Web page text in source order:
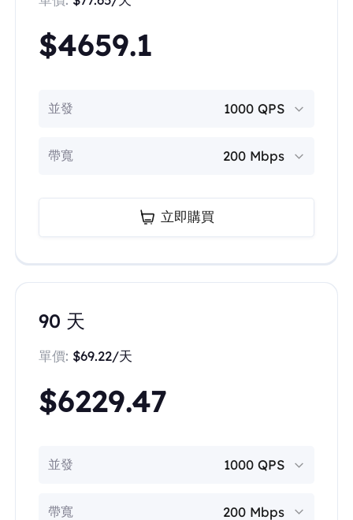
$4659.1
並發
帶寬
立即購買
90 天
單價: $69.22/天
$6229.47
並發
帶寬